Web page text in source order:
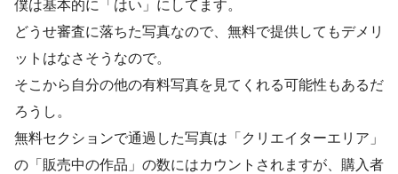
僕は基本的に「はい」にしてます。
どうせ審査に落ちた写真なので、無料で提供してもデメリ
ットはなさそうなので。
そこから自分の他の有料写真を見てくれる可能性もあるだ
ろうし。
無料セクションで通過した写真は「クリエイターエリア」
の「販売中の作品」の数にはカウントされますが、購入者